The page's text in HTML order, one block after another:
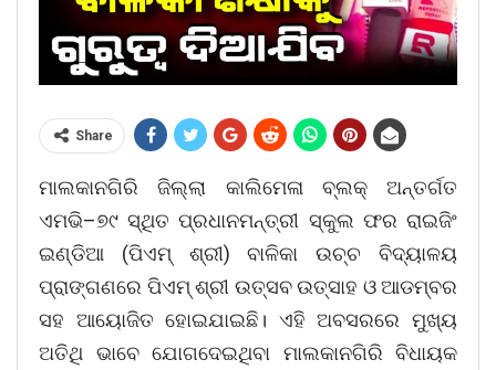
Share
ମାଲକାନଗିରି ଜିଲ୍ଲା କାଲିମେଳା ବ୍ଲକ୍‌ ଅନ୍ତର୍ଗତ
ଏମଭି–୭୯ ସ୍ଥିତ ପ୍ରଧାନମନ୍ତ୍ରୀ ସ୍କୁଲ ଫର ରାଇଜିଂ
ଇଣ୍ଡିଆ (ପିଏମ୍‌ ଶ୍ରୀ) ବାଳିକା ଉଚ୍ଚ ବିଦ୍ୟାଳୟ
ପ୍ରାଙ୍ଗଣରେ ପିଏମ୍‌ ଶ୍ରୀ ଉତ୍ସବ ଉତ୍ସାହ ଓ ଆଡମ୍ବର
ସହ ଆୟୋଜିତ ହୋଇଯାଇଛି। ଏହି ଅବସରରେ ମୁଖ୍ୟ
ଅତିଥି ଭାବେ ଯୋଗଦେଇଥିବା ମାଲକାନଗିରି ବିଧାୟକ